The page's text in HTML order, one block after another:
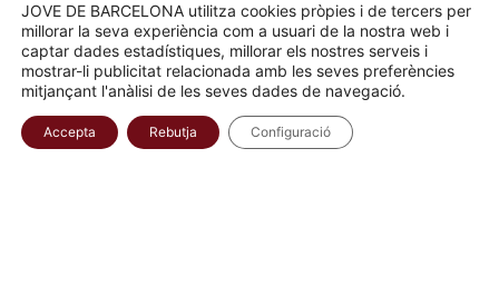
Enviar
Colla Castellera Jove de Barcelona
La Jove de Barcelona va néixer el 2010 amb un esperit
JOVE DE BARCELONA utilitza cookies pròpies i de tercers per
millorar la seva experiència com a usuari de la nostra web i
captar dades estadístiques, millorar els nostres serveis i
mostrar-li publicitat relacionada amb les seves preferències
mitjançant l'anàlisi de les seves dades de navegació.
Accepta Rebutja Configuració